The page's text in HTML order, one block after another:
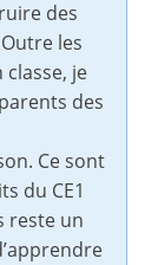
des
les
je
des
Ce sont
du CE1
reste un